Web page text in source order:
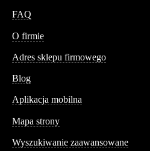
FAQ
O firmie
Adres sklepu firmowego
Blog
Aplikacja mobilna
Mapa strony
Wyszukiwanie zaawansowane